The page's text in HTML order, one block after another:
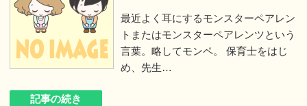
最近よく耳にするモンスターペアレン
トまたはモンスターペアレンツという
言葉。略してモンペ。 保育士をはじ
め、先生…
記事の続き